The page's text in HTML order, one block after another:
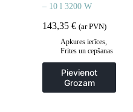
– 10 l 3200 W
143,35 € (ar PVN)
Apkures ierīces
Frites un cepšanas
Gastronomija
Regulējamas
cepšanas iekārtas
Pievienot
Grozam